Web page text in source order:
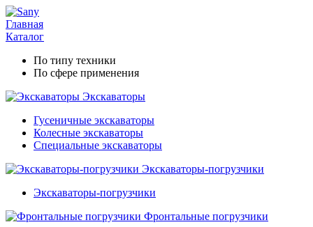
Главная
Каталог
По типу техники
По сфере применения
Экскаваторы
Гусеничные экскаваторы
Колесные экскаваторы
Специальные экскаваторы
Экскаваторы-погрузчики
Экскаваторы-погрузчики
Фронтальные погрузчики